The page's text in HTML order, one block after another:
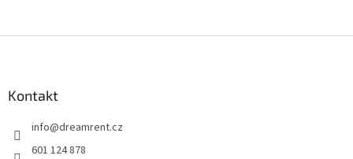
Kontakt
info@dreamrent.cz
601 124 878